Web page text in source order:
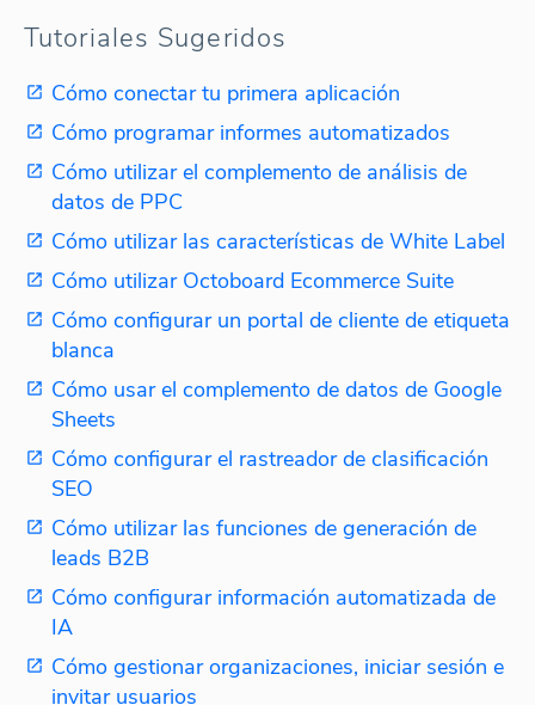
Tutoriales Sugeridos
Cómo conectar tu primera aplicación
Cómo programar informes automatizados
Cómo utilizar el complemento de análisis de
datos de PPC
Cómo utilizar las características de White Label
Cómo utilizar Octoboard Ecommerce Suite
Cómo configurar un portal de cliente de etiqueta
blanca
Cómo usar el complemento de datos de Google
Sheets
Cómo configurar el rastreador de clasificación
SEO
Cómo utilizar las funciones de generación de
leads B2B
Cómo configurar información automatizada de
IA
Cómo gestionar organizaciones, iniciar sesión e
invitar usuarios